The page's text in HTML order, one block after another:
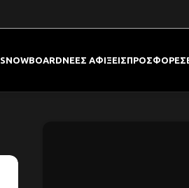
SNOWBOARDΝΕΕΣ ΑΦΙΞΕΙΣΠΡΟΣΦΟΡΕΣ